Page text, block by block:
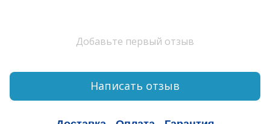
Добавьте первый отзыв
Написать отзыв